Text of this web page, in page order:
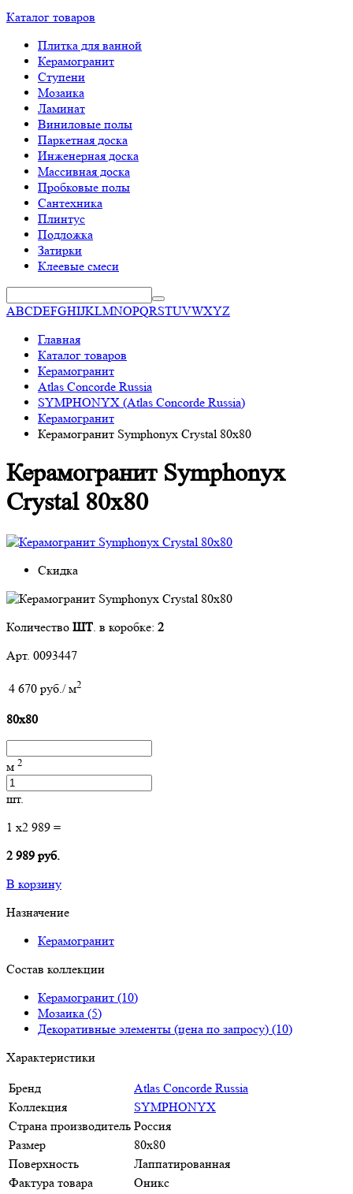
Каталог товаров
Плитка для ванной
Керамогранит
Ступени
Мозаика
Ламинат
Виниловые полы
Паркетная доска
Инженерная доска
Массивная доска
Пробковые полы
Сантехника
Плинтус
Подложка
Затирки
Клеевые смеси
ABCDEFGHIJKLMNOPQRSTUVWXYZ
Главная
Каталог товаров
Керамогранит
Atlas Concorde Russia
SYMPHONYX (Atlas Concorde Russia)
Керамогранит
Керамогранит Symphonyx Crystal 80x80
Керамогранит Symphonyx
Crystal 80x80
Скидка
Количество ШТ. в коробке: 2
Арт. 0093447
4 670 руб./ м2
80x80
м 2
шт.
1 x2 989 =
2 989 руб.
В корзину
Назначение
Керамогранит
Состав коллекции
Керамогранит (10)
Мозаика (5)
Декоративные элементы (цена по запросу) (10)
Характеристики
Бренд
Atlas Concorde Russia
Коллекция
SYMPHONYX
Страна производитель Россия
Размер
80x80
Поверхность
Лаппатированная
Фактура товара
Оникс